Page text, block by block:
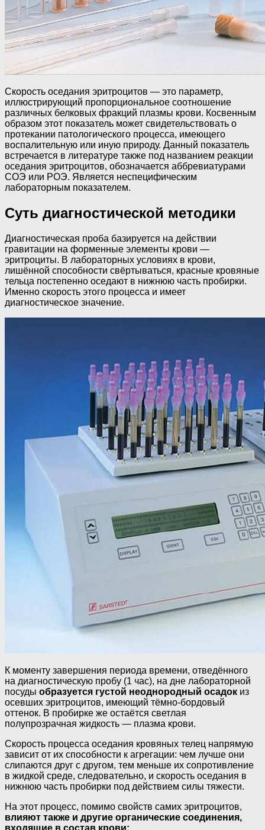
Скорость оседания эритроцитов — это параметр,
иллюстрирующий пропорциональное соотношение
различных белковых фракций плазмы крови. Косвенным
образом этот показатель может свидетельствовать о
протекании патологического процесса, имеющего
воспалительную или иную природу. Данный показатель
встречается в литературе также под названием реакции
оседания эритроцитов, обозначается аббревиатурами
СОЭ или РОЭ. Является неспецифическим
лабораторным показателем.
Суть диагностической методики
Диагностическая проба базируется на действии
гравитации на форменные элементы крови —
эритроциты. В лабораторных условиях в крови,
лишённой способности свёртываться, красные кровяные
тельца постепенно оседают в нижнюю часть пробирки.
Именно скорость этого процесса и имеет
диагностическое значение.
К моменту завершения периода времени, отведённого
на диагностическую пробу (1 час), на дне лабораторной
посуды образуется густой неоднородный осадок из
осевших эритроцитов, имеющий тёмно-бордовый
оттенок. В пробирке же остаётся светлая
полупрозрачная жидкость — плазма крови.
Скорость процесса оседания кровяных телец напрямую
зависит от их способности к агрегации: чем лучше они
слипаются друг с другом, тем меньше их сопротивление
в жидкой среде, следовательно, и скорость оседания в
нижнюю часть пробирки под действием силы тяжести.
На этот процесс, помимо свойств самих эритроцитов,
влияют также и другие органические соединения,
входящие в состав крови: